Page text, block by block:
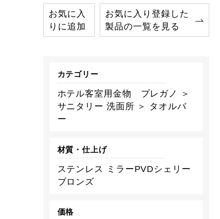
お気に入
りに追加
お気に入り登録した
製品の一覧を見る
カテゴリー
ホテル客室用金物 プレガノ ＞
サニタリー 洗面所 ＞ タオルバ
ー
材質・仕上げ
ステンレス ミラーPVDシェリー
ブロンズ
価格